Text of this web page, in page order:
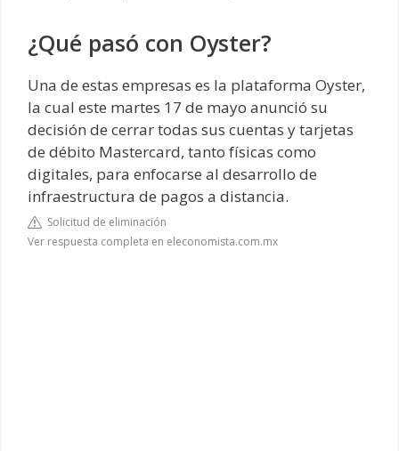
¿Qué pasó con Oyster?
Una de estas empresas es la plataforma Oyster,
la cual este martes 17 de mayo anunció su
decisión de cerrar todas sus cuentas y tarjetas
de débito Mastercard, tanto físicas como
digitales, para enfocarse al desarrollo de
infraestructura de pagos a distancia.
Solicitud de eliminación
Ver respuesta completa en eleconomista.com.mx